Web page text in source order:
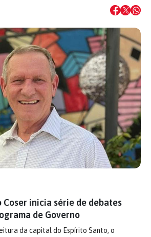
Coser inicia série de debates
de Governo
da capital do Espírito Santo, o